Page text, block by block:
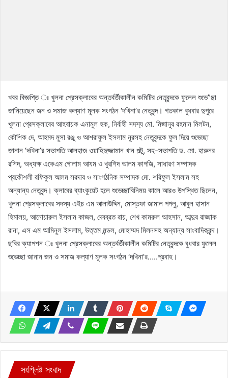
খবর বিজ্ঞপ্তি ঃ খুলনা প্রেসক্লাবের অন্তর্বর্তীকালীন কমিটির নেতৃবৃন্দকে ফুলেল শুভে”ছা
জানিয়েছেন জন ও সমাজ কল্যাণ মূলক সংগঠন ‘দখিনা’র নেতৃবৃন্দ। গতকাল বুধবার দুপুরে
খুলনা প্রেসক্লাবের আহবায়ক এনামুল হক, নির্বাহী সদস্য মো. মিজানুর রহমান মিলটন,
কৌশিক দে, আহমদ মুসা রঞ্জু ও আশরাফুল ইসলাম নূরসহ নেতৃবৃন্দকে ফুল দিয়ে শুভেচ্ছা
জানান ‘দখিনা’র সভাপতি আলহাজ ওয়াহিদুজ্জামান খান পল্টু, সহ-সভাপতি ড. মো. হারুনর
রশিদ, অধ্যক্ষ একেএম গোলাম আযম ও খুরশিদ আলম কাগজি, সাধারণ সম্পাদক
প্রকৌশলী রফিকুল আলম সরদার ও সাংগঠনিক সম্পাদক মো. শরিফুল ইসলাম সহ
অন্যান্য নেতৃবৃন্দ। ক্লাবের ব্যাংকুয়েট হলে শুভেচ্ছাবিনিময় কালে আরও উপস্থিত ছিলেন,
খুলনা প্রেসক্লাবের সদস্য এইচ এম আলাউদ্দিন, মোস্তফা জামাল পপলু, আবুল হাসান
হিমালয়, আনোয়ারুল ইসলাম কাজল, দেবব্রত রায়, শেখ কামরুল আহসান, আব্দুর রাজ্জাক
রানা, এস এম আমিনুল ইসলাম, উত্তম মন্ডল, মোহাম্মদ মিলনসহ অন্যান্য সাংবাদিকবৃন্দ।
ছবির ক্যাপশন ঃ খুলনা প্রেসক্লাবের অন্তর্বর্তীকালীন কমিটির নেতৃবৃন্দকে বুধবার ফুলেল
শুভেচ্ছা জানান জন ও সমাজ কল্যাণ মূলক সংগঠন ‘দখিনা’র…..প্রবাহ।
সংশ্লিষ্ট সংবাদ